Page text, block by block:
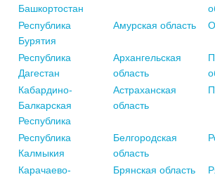
Башкортостан
Республика
Бурятия
Амурская область
Республика
Дагестан
Архангельская
область
Кабардино-
Балкарская
Республика
Астраханская
область
Республика
Калмыкия
Белгородская
область
Карачаево-
Брянская область